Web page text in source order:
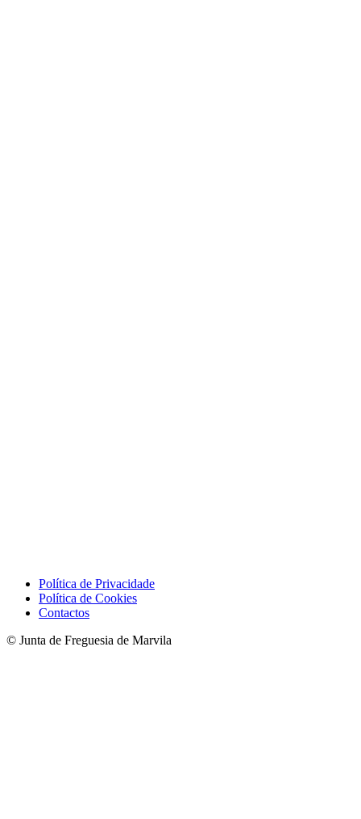
Política de Privacidade
Política de Cookies
Contactos
© Junta de Freguesia de Marvila